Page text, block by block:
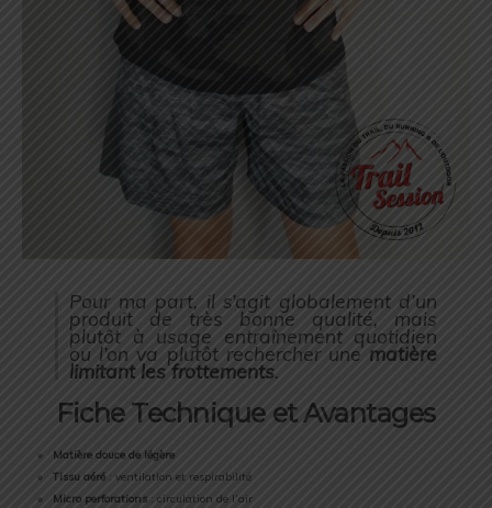
Pour ma part, il s’agit globalement d’un
produit de très bonne qualité, mais
plutôt à usage entraînement quotidien
ou l’on va plutôt rechercher une matière
limitant les frottements.
Fiche Technique et Avantages
Matière douce de légère
Tissu aéré : ventilation et respirabilité
Micro perforations : circulation de l’air